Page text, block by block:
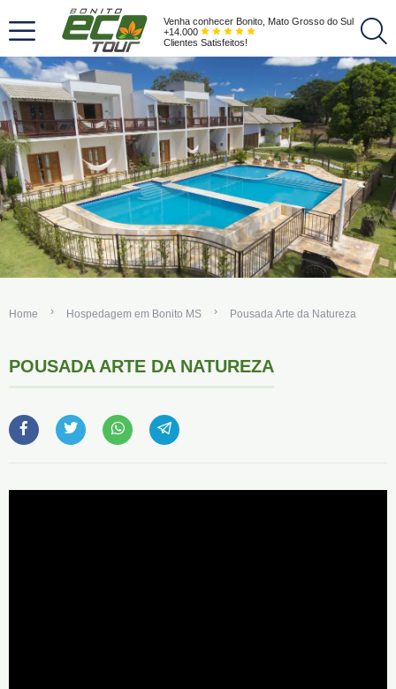
Venha conhecer Bonito, Mato Grosso do Sul
+14.000
Clientes Satisfeitos!
Home Hospedagem em Bonito MS Pousada Arte da Natureza
POUSADA ARTE DA NATUREZA